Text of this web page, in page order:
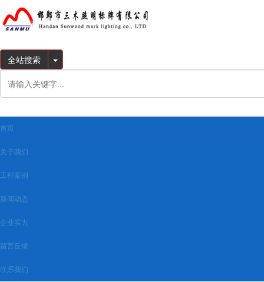
全站搜索
首页
关于我们
工程案例
新闻动态
企业实力
留言反馈
联系我们